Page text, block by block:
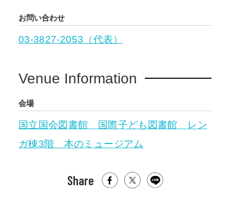
お問い合わせ
03-3827-2053（代表）
Venue Information
会場
国立国会図書館 国際子ども図書館 レン
ガ棟3階 本のミュージアム
Share